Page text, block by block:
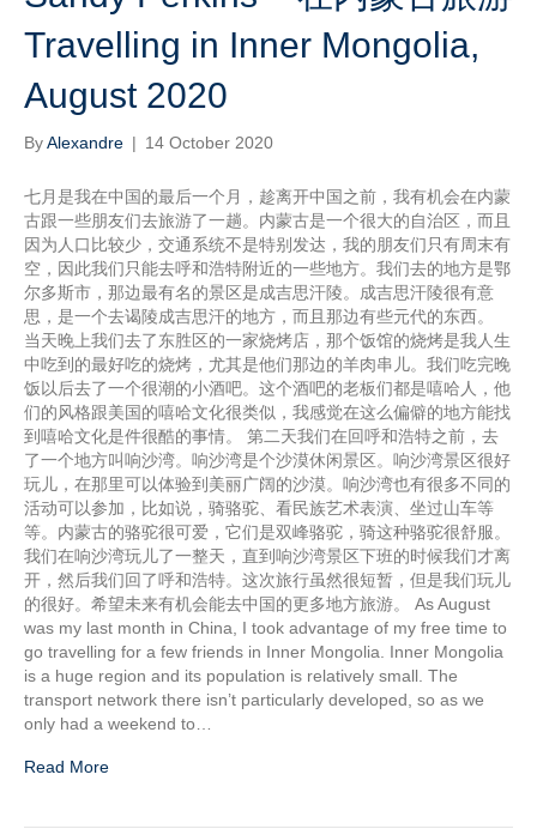
Travelling in Inner Mongolia,
August 2020
ByAlexandre | 14 October 2020
七月是我在中国的最后一个月，趁离开中国之前，我有机会在内蒙
古跟一些朋友们去旅游了一趟。内蒙古是一个很大的自治区，而且
因为人口比较少，交通系统不是特别发达，我的朋友们只有周末有
空，因此我们只能去呼和浩特附近的一些地方。我们去的地方是鄂
尔多斯市，那边最有名的景区是成吉思汗陵。成吉思汗陵很有意
思，是一个去谒陵成吉思汗的地方，而且那边有些元代的东西。
当天晚上我们去了东胜区的一家烧烤店，那个饭馆的烧烤是我人生
中吃到的最好吃的烧烤，尤其是他们那边的羊肉串儿。我们吃完晚
饭以后去了一个很潮的小酒吧。这个酒吧的老板们都是嘻哈人，他
们的风格跟美国的嘻哈文化很类似，我感觉在这么偏僻的地方能找
到嘻哈文化是件很酷的事情。 第二天我们在回呼和浩特之前，去
了一个地方叫响沙湾。响沙湾是个沙漠休闲景区。响沙湾景区很好
玩儿，在那里可以体验到美丽广阔的沙漠。响沙湾也有很多不同的
活动可以参加，比如说，骑骆驼、看民族艺术表演、坐过山车等
等。内蒙古的骆驼很可爱，它们是双峰骆驼，骑这种骆驼很舒服。
我们在响沙湾玩儿了一整天，直到响沙湾景区下班的时候我们才离
开，然后我们回了呼和浩特。这次旅行虽然很短暂，但是我们玩儿
的很好。希望未来有机会能去中国的更多地方旅游。 As August
was my last month in China, I took advantage of my free time to
go travelling for a few friends in Inner Mongolia. Inner Mongolia
is a huge region and its population is relatively small. The
transport network there isn’t particularly developed, so as we
only had a weekend to…
Read More